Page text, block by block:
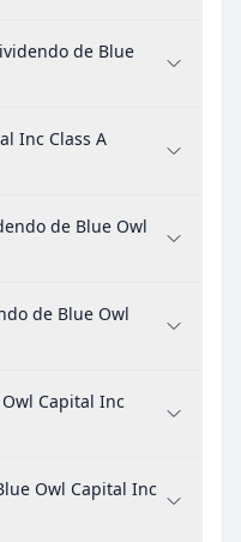
de Blue
Inc Class A
de Blue Owl
de Blue Owl
Capital Inc
Owl Capital Inc